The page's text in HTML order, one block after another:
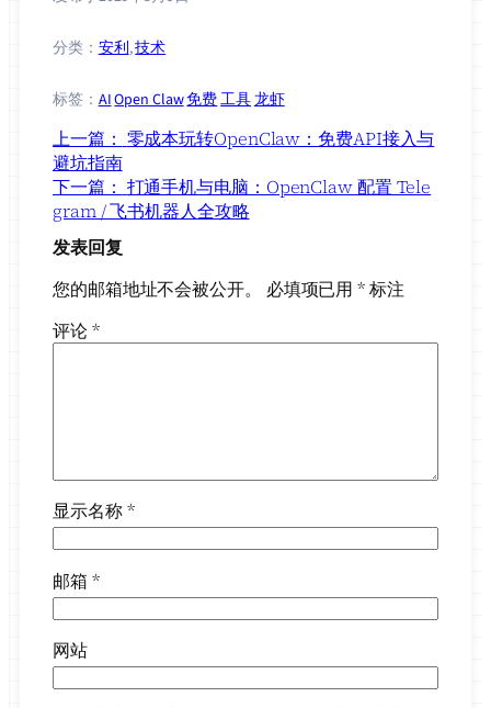
分类： 安利, 技术
标签： AIOpen Claw免费工具龙虾
上一篇： 零成本玩转OpenClaw：免费API接入与
避坑指南
下一篇： 打通手机与电脑：OpenClaw 配置 Tele
gram / 飞书机器人全攻略
发表回复
您的邮箱地址不会被公开。
必填项已用*标注
评论*
显示名称*
邮箱 *
网站